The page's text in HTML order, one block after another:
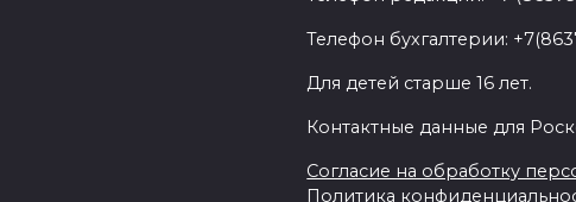
Телефон бухгалтерии:
Для детей старше 16 лет.
Контактные данные для
Согласие на обработку
Политика